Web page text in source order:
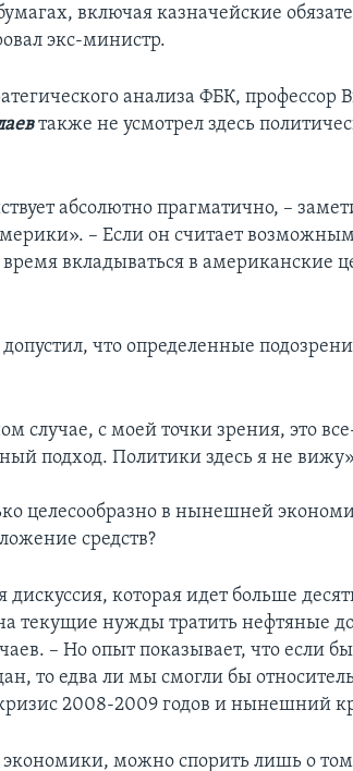
включая казначейские
экс-министр.
анализа ФБК,
также не усмотрел здесь
абсолютно прагматично, –
– Если он считает
вкладываться в американские
что определенные
случае, с моей точки зрения, это
подход. Политики здесь я не
целесообразно в нынешней
средств?
дискуссия, которая идет больше
текущие нужды тратить нефтяные
– Но опыт показывает, что если
то едва ли мы смогли бы
2008-2009 годов и нынешний
экономики, можно спорить лишь о